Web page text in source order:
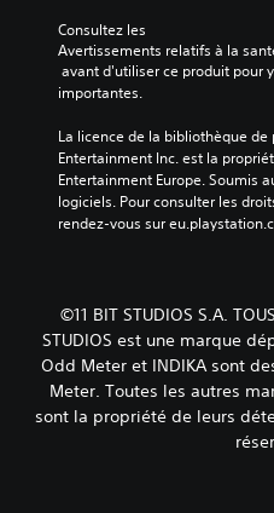
Consultez les
Avertissements relatifs à la
importantes.
La licence de la bibliothèque
Entertainment Inc. est la
Entertainment Europe. Soumis
logiciels. Pour consulter les
rendez-vous sur
©11 BIT STUDIOS S.A.
STUDIOS est une marque
Odd Meter et INDIKA sont
Meter. Toutes les autres
sont la propriété de leurs